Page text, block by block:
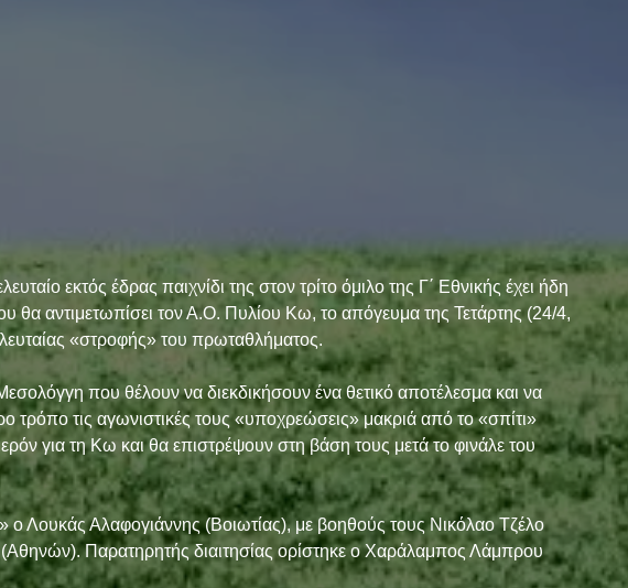
εκτός έδρας παιχνίδι της στον τρίτο όμιλο της Γ΄ Εθνικής έχει ήδη
θα αντιμετωπίσει τον Α.Ο. Πυλίου Κω, το απόγευμα της Τετάρτης (24/4,
«στροφής» του πρωταθλήματος.
που θέλουν να διεκδικήσουν ένα θετικό αποτέλεσμα και να
τρόπο τις αγωνιστικές τους «υποχρεώσεις» μακριά από το «σπίτι»
για τη Κω και θα επιστρέψουν στη βάση τους μετά το φινάλε του
ο Λουκάς Αλαφογιάννης (Βοιωτίας), με βοηθούς τους Νικόλαο Τζέλο
Παρατηρητής διαιτησίας ορίστηκε ο Χαράλαμπος Λάμπρου